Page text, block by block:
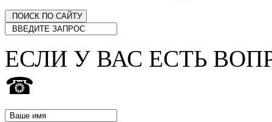
ЕСЛИ У ВАС ЕСТЬ
☎